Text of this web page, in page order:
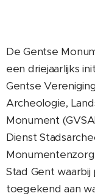
De Gentse
een driejaarlijks
Gentse
Archeologie,
Monument
Dienst
Stad Gent
toegekend aan